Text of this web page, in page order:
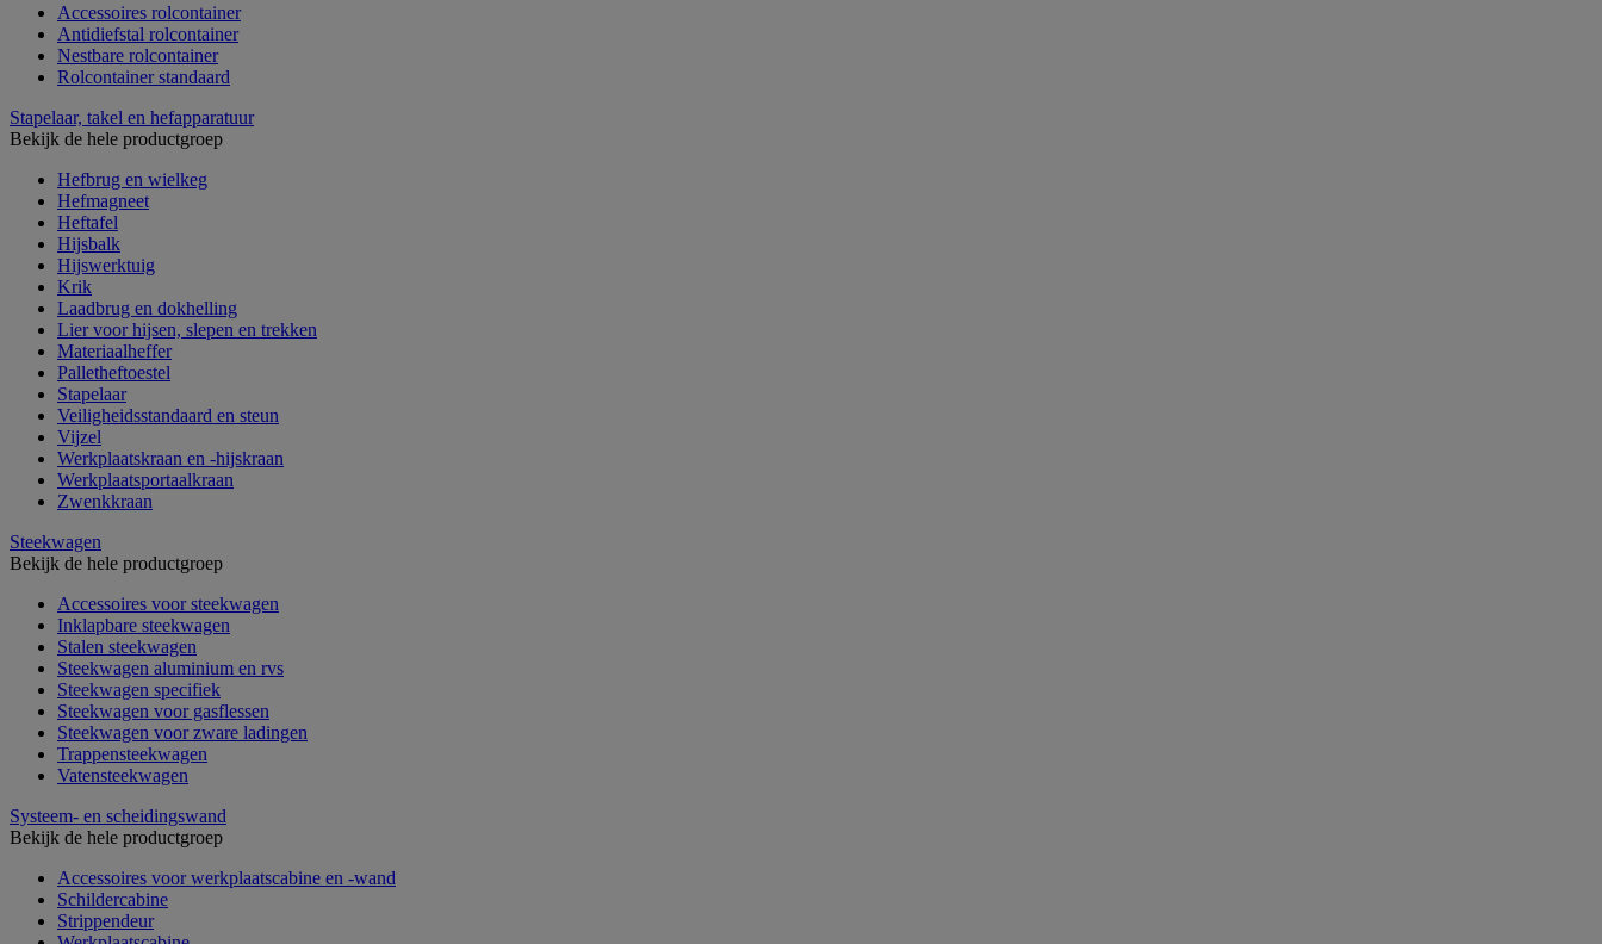
Accessoires rolcontainer
Antidiefstal rolcontainer
Nestbare rolcontainer
Rolcontainer standaard
Stapelaar, takel en hefapparatuur
Bekijk de hele productgroep
Hefbrug en wielkeg
Hefmagneet
Heftafel
Hijsbalk
Hijswerktuig
Krik
Laadbrug en dokhelling
Lier voor hijsen, slepen en trekken
Materiaalheffer
Palletheftoestel
Stapelaar
Veiligheidsstandaard en steun
Vijzel
Werkplaatskraan en -hijskraan
Werkplaatsportaalkraan
Zwenkkraan
Steekwagen
Bekijk de hele productgroep
Accessoires voor steekwagen
Inklapbare steekwagen
Stalen steekwagen
Steekwagen aluminium en rvs
Steekwagen specifiek
Steekwagen voor gasflessen
Steekwagen voor zware ladingen
Trappensteekwagen
Vatensteekwagen
Systeem- en scheidingswand
Bekijk de hele productgroep
Accessoires voor werkplaatscabine en -wand
Schildercabine
Strippendeur